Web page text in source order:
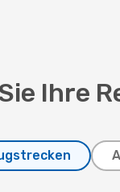
Ihre